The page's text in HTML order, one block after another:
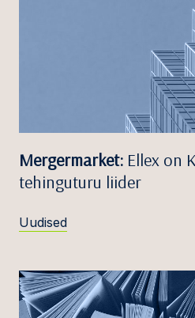
Mergermarket: Ellex on
tehinguturu liider
Uudised